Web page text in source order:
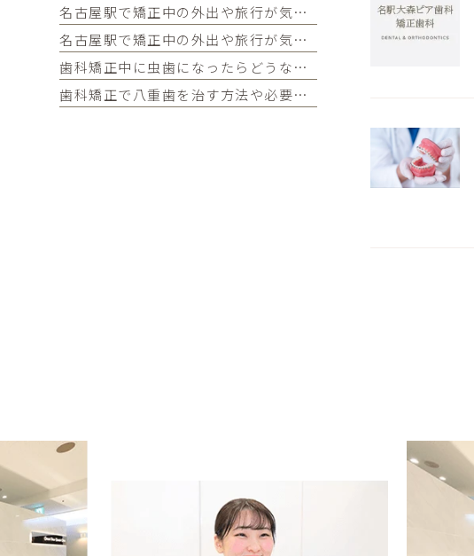
名古屋駅で矯正中の外出や旅行が気になる方へ｜国内・海外旅行の対策・持ち物・よくある質問まとめ
名古屋駅で矯正中の外出や旅行が気になる方へ｜国内・海外旅行の対策・持ち物・よくある質問まとめ
歯科矯正中に虫歯になったらどうなる？対処法や予防法を詳しく紹介
歯科矯正で八重歯を治す方法や必要な期間・費用、放置するリスクを紹介